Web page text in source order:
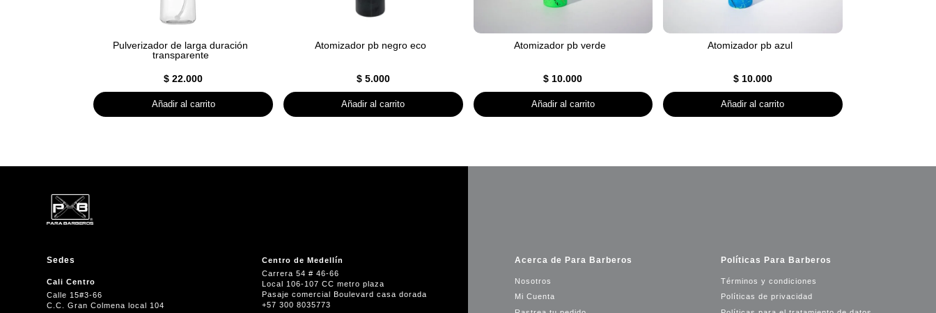
Pulverizador de larga duración
transparente
$ 22.000
Añadir al carrito
Atomizador pb negro eco
$5.000
Añadir al carrito
Atomizador pb verde
$ 10.000
Añadir al carrito
Atomizador pb azul
$10.000
Añadir al carrito
Sedes
Cali Centro
Calle 15#3-66
C.C. Gran Colmena local 104
Centro de Medellín
Carrera 54 # 46-66
Local 106-107 CC metro plaza
Pasaje comercial Boulevard casa dorada
+57 300 8035773
Acerca de Para Barberos
Nosotros
Mi Cuenta
Políticas Para Barberos
Términos y condiciones
Políticas de privacidad